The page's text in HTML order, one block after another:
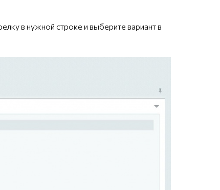
в нужной строке и выберите вариант в